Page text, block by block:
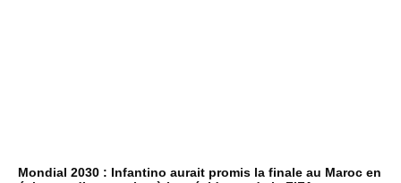
Mondial 2030 : Infantino aurait promis la finale au Maroc en